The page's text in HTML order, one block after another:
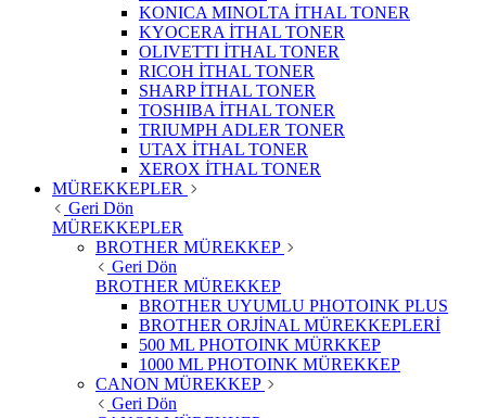
KONICA MINOLTA İTHAL TONER
KYOCERA İTHAL TONER
OLIVETTI İTHAL TONER
RICOH İTHAL TONER
SHARP İTHAL TONER
TOSHIBA İTHAL TONER
TRIUMPH ADLER TONER
UTAX İTHAL TONER
XEROX İTHAL TONER
MÜREKKEPLER
Geri Dön
MÜREKKEPLER
BROTHER MÜREKKEP
Geri Dön
BROTHER MÜREKKEP
BROTHER UYUMLU PHOTOINK PLUS
BROTHER ORJİNAL MÜREKKEPLERİ
500 ML PHOTOINK MÜRKKEP
1000 ML PHOTOINK MÜREKKEP
CANON MÜREKKEP
Geri Dön